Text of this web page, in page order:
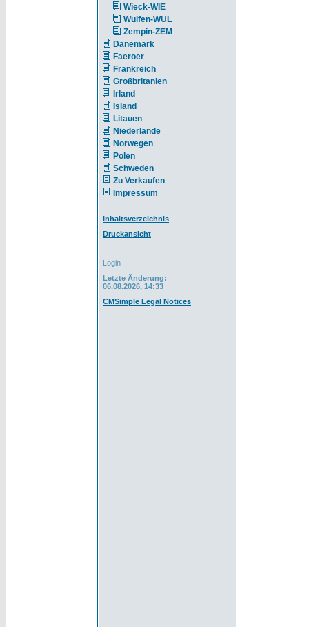
Wieck-WIE
Wulfen-WUL
Zempin-ZEM
Dänemark
Faeroer
Frankreich
Großbritanien
Irland
Island
Litauen
Niederlande
Norwegen
Polen
Schweden
Zu Verkaufen
Impressum
Inhaltsverzeichnis
Druckansicht
Login
Letzte Änderung:
06.08.2026, 14:33
CMSimple Legal Notices